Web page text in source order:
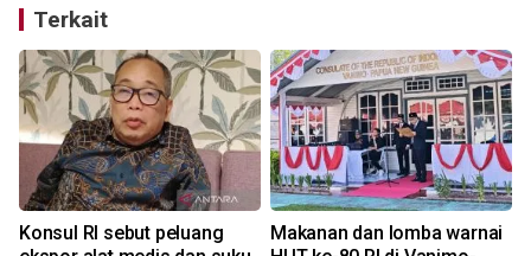
Terkait
Konsul RI sebut peluang
Makanan dan lomba warnai